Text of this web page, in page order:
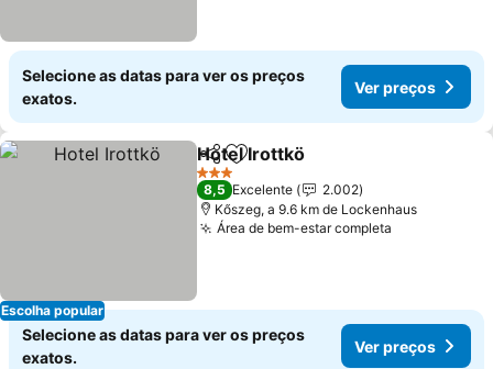
Selecione as datas para ver os preços
exatos.
Ver preços
Escolha popular
PartilharAdicionar aos favoritos
Hotel Irottkö
3 Estrelas
8,5 Excelente
2.002
Kőszeg, a 9.6 km de Lockenhaus
Área de bem-estar completa
Selecione as datas para ver os preços
exatos.
Ver preços